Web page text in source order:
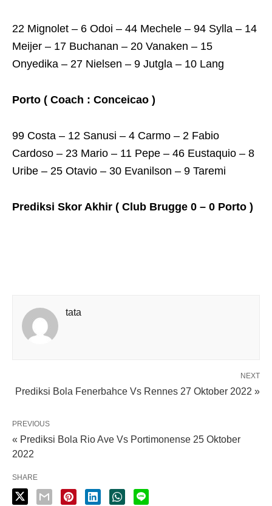
22 Mignolet – 6 Odoi – 44 Mechele – 94 Sylla – 14
Meijer – 17 Buchanan – 20 Vanaken – 15
Onyedika – 27 Nielsen – 9 Jutgla – 10 Lang
Porto ( Coach : Conceicao )
99 Costa – 12 Sanusi – 4 Carmo – 2 Fabio
Cardoso – 23 Mario – 11 Pepe – 46 Eustaquio – 8
Uribe – 25 Otavio – 30 Evanilson – 9 Taremi
Prediksi Skor Akhir ( Club Brugge 0 – 0 Porto )
tata
NEXT
Prediksi Bola Fenerbahce Vs Rennes 27 Oktober 2022 »
PREVIOUS
« Prediksi Bola Rio Ave Vs Portimonense 25 Oktober
2022
SHARE